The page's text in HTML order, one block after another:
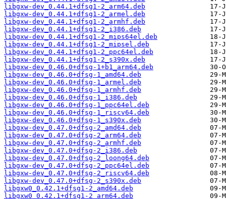
libgxw-dev_0.44.1+dfsg1-2_arm64.deb
libgxw-dev_0.44.1+dfsg1-2_armel.deb
libgxw-dev_0.44.1+dfsg1-2_armhf.deb
libgxw-dev_0.44.1+dfsg1-2_i386.deb
libgxw-dev_0.44.1+dfsg1-2_mips64el.deb
libgxw-dev_0.44.1+dfsg1-2_mipsel.deb
libgxw-dev_0.44.1+dfsg1-2_ppc64el.deb
libgxw-dev_0.44.1+dfsg1-2_s390x.deb
libgxw-dev_0.46.0+dfsg-1+b1_arm64.deb
libgxw-dev_0.46.0+dfsg-1_amd64.deb
libgxw-dev_0.46.0+dfsg-1_armel.deb
libgxw-dev_0.46.0+dfsg-1_armhf.deb
libgxw-dev_0.46.0+dfsg-1_i386.deb
libgxw-dev_0.46.0+dfsg-1_ppc64el.deb
libgxw-dev_0.46.0+dfsg-1_riscv64.deb
libgxw-dev_0.46.0+dfsg-1_s390x.deb
libgxw-dev_0.47.0+dfsg-2_amd64.deb
libgxw-dev_0.47.0+dfsg-2_arm64.deb
libgxw-dev_0.47.0+dfsg-2_armhf.deb
libgxw-dev_0.47.0+dfsg-2_i386.deb
libgxw-dev_0.47.0+dfsg-2_loong64.deb
libgxw-dev_0.47.0+dfsg-2_ppc64el.deb
libgxw-dev_0.47.0+dfsg-2_riscv64.deb
libgxw-dev_0.47.0+dfsg-2_s390x.deb
libgxw0_0.42.1+dfsg1-2_amd64.deb
libgxw0_0.42.1+dfsg1-2_arm64.deb